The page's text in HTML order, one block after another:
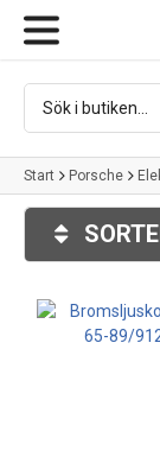
Start Porsche